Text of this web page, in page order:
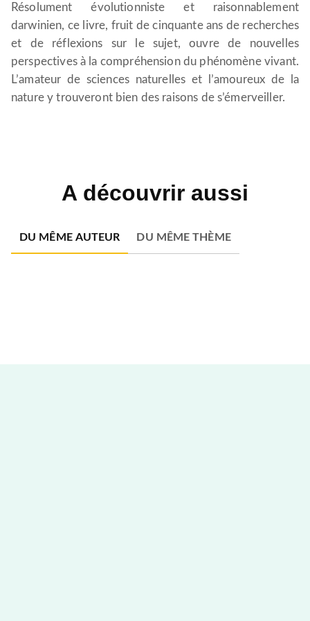
Résolument évolutionniste et raisonnablement
darwinien, ce livre, fruit de cinquante ans de recherches
et de réflexions sur le sujet, ouvre de nouvelles
perspectives à la compréhension du phénomène vivant.
L’amateur de sciences naturelles et l’amoureux de la
nature y trouveront bien des raisons de s’émerveiller.
A découvrir aussi
DU MÊME AUTEUR DU MÊME THÈME